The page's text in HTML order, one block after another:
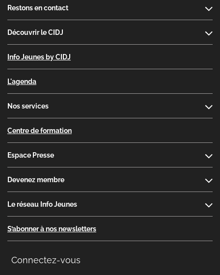
Restons en contact
Découvrir le CIDJ
Info Jeunes by CIDJ
L'agenda
Nos services
Centre de formation
Espace Presse
Devenez membre
Le réseau Info Jeunes
S’abonner à nos newsletters
Connectez-vous